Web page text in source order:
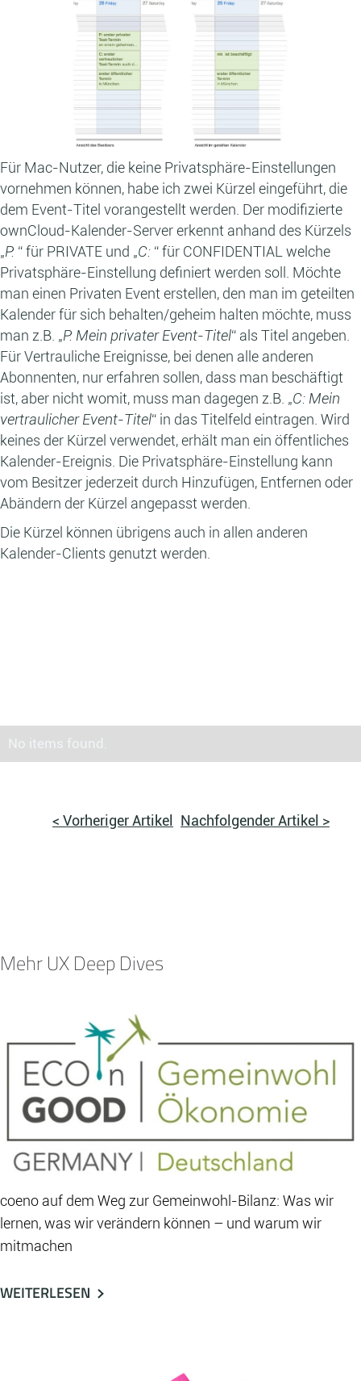
Für Mac-Nutzer, die keine Privatsphäre-Einstellungen
vornehmen können, habe ich zwei Kürzel eingeführt, die
dem Event-Titel vorangestellt werden. Der modifizierte
ownCloud-Kalender-Server erkennt anhand des Kürzels
„P: “ für PRIVATE und „C: “ für CONFIDENTIAL welche
Privatsphäre-Einstellung definiert werden soll. Möchte
man einen Privaten Event erstellen, den man im geteilten
Kalender für sich behalten/geheim halten möchte, muss
man z.B. „P: Mein privater Event-Titel“ als Titel angeben.
Für Vertrauliche Ereignisse, bei denen alle anderen
Abonnenten, nur erfahren sollen, dass man beschäftigt
ist, aber nicht womit, muss man dagegen z.B. „C: Mein
vertraulicher Event-Titel“ in das Titelfeld eintragen. Wird
keines der Kürzel verwendet, erhält man ein öffentliches
Kalender-Ereignis. Die Privatsphäre-Einstellung kann
vom Besitzer jederzeit durch Hinzufügen, Entfernen oder
Abändern der Kürzel angepasst werden.
Die Kürzel können übrigens auch in allen anderen
Kalender-Clients genutzt werden.
No items found.
< Vorheriger Artikel Nachfolgender Artikel >
Mehr UX Deep Dives
coeno auf dem Weg zur Gemeinwohl-Bilanz: Was wir
lernen, was wir verändern können – und warum wir
mitmachen
WEITERLESEN